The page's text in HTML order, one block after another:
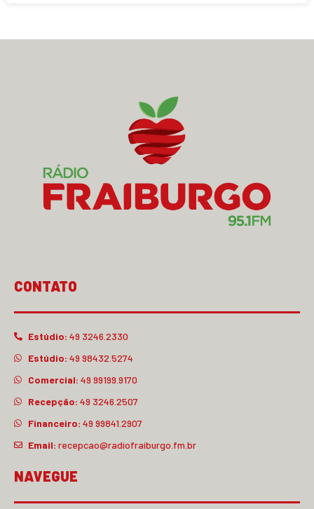
CONTATO
Estúdio: 49 3246.2330
Estúdio: 49 98432.5274
Comercial: 49 99199.9170
Recepção: 49 3246.2507
Financeiro: 49 99841.2907
Email: recepcao@radiofraiburgo.fm.br
NAVEGUE